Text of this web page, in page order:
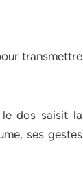
transmettre
le dos saisit la
ses gestes